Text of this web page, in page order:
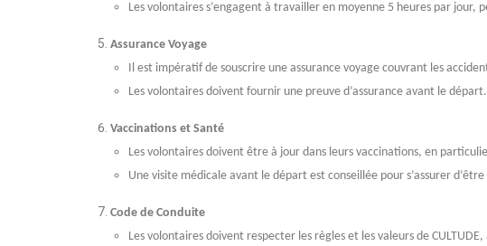
Les volontaires s’engagent à travailler en moyenne 5 heures par
Assurance Voyage
Il est impératif de souscrire une assurance voyage couvrant les
Les volontaires doivent fournir une preuve d’assurance avant le départ.
Vaccinations et Santé
Les volontaires doivent être à jour dans leurs vaccinations, en
Une visite médicale avant le départ est conseillée pour s’assurer
Code de Conduite
Les volontaires doivent respecter les règles et les valeurs de